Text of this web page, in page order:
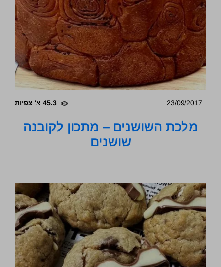
23/09/2017 45.3 א' צפיות
מלכת השושנים – מתכון לקובנה
שושנים